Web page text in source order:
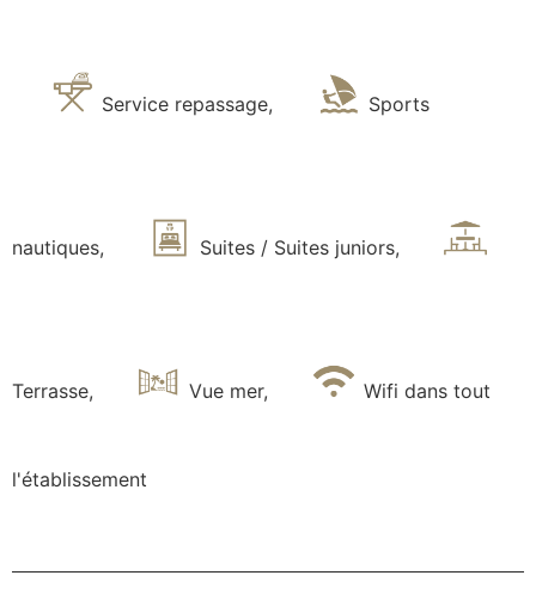
Service repassage, Sports
nautiques, Suites / Suites juniors,
Terrasse, Vue mer, Wifi dans tout
l'établissement